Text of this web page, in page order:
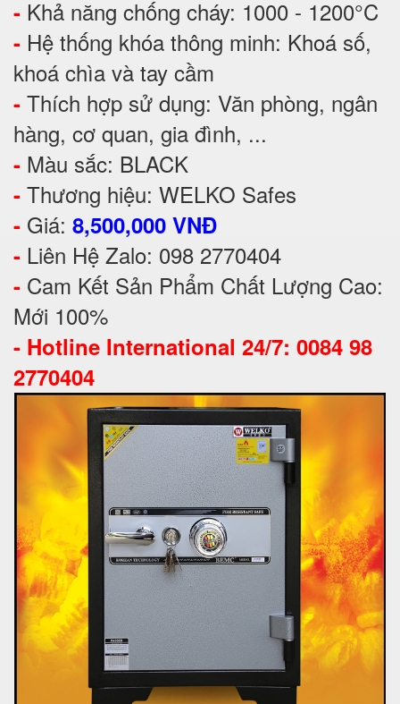
- Khả năng chống cháy: 1000 - 1200°C
- Hệ thống khóa thông minh: Khoá số,
khoá chìa và tay cầm
- Thích hợp sử dụng: Văn phòng, ngân
hàng, cơ quan, gia đình, ...
- Màu sắc: BLACK
- Thương hiệu: WELKO Safes
- Giá: 8,500,000 VNĐ
- Liên Hệ Zalo: 098 2770404
- Cam Kết Sản Phẩm Chất Lượng Cao:
Mới 100%
- Hotline International 24/7: 0084 98
2770404